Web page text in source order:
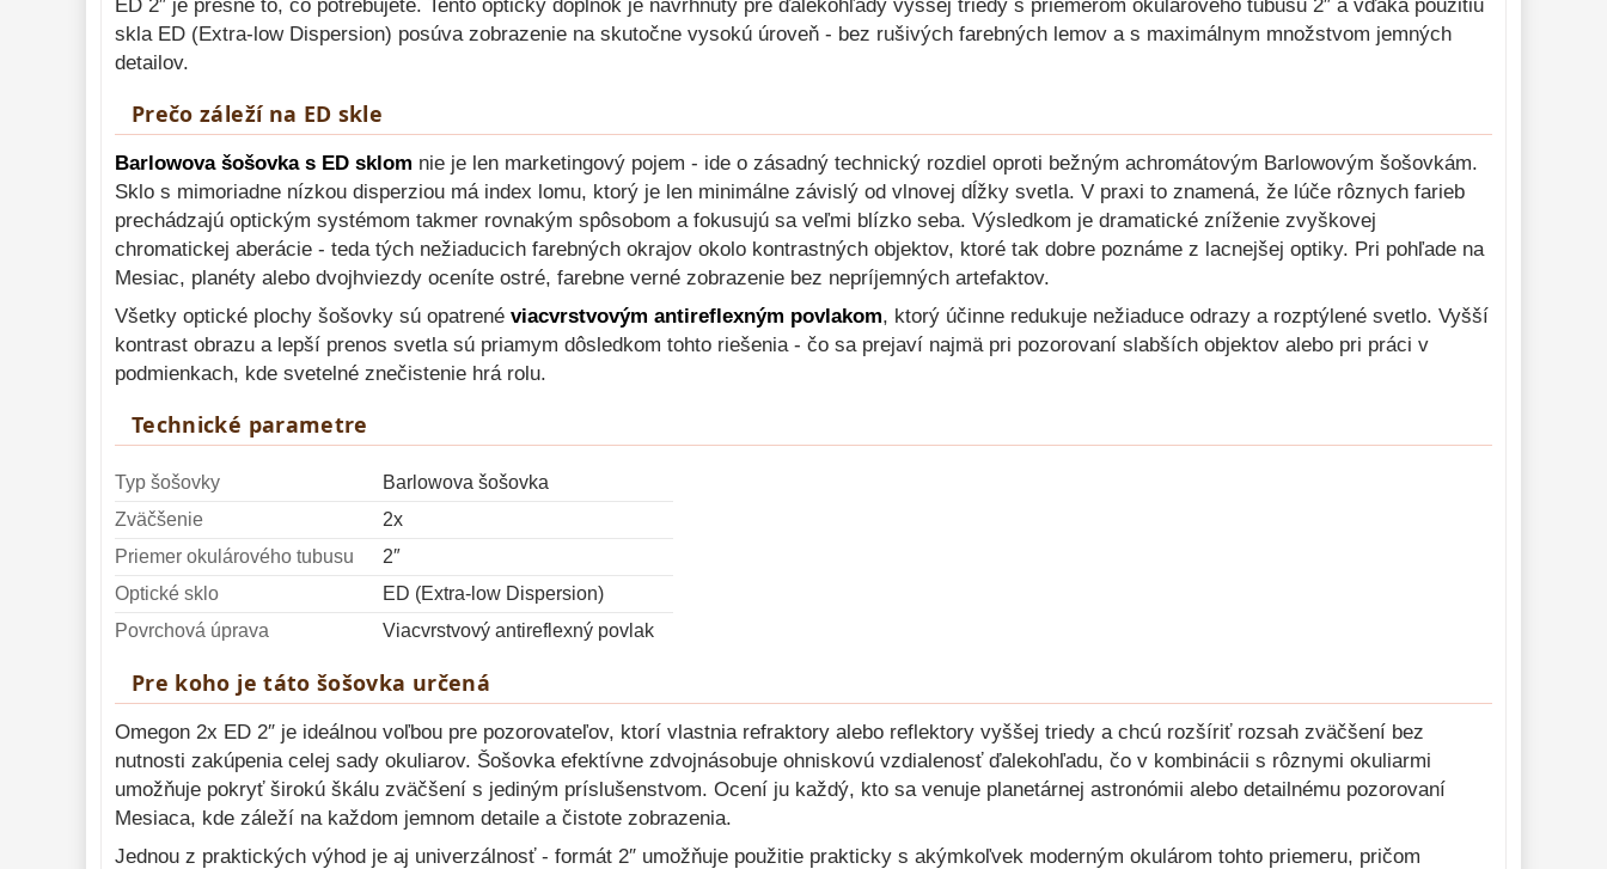
Diaľkomery a Nočné
videnie
17
Monokulárne
Mikroskopy 93
Meteostanice
Foto stativy 10
Lupy 69
Literatúra 10
Darčekové
poukazy
28
ED 2″ je presne to, čo potrebujete. Tento optický doplnok je navrhnutý pre ďalekohľady vyššej triedy s priemerom okulárového tubusu 2″ a vďaka použitiu
skla ED (Extra-low Dispersion) posúva zobrazenie na skutočne vysokú úroveň - bez rušivých farebných lemov a s maximálnym množstvom jemných
detailov.
Prečo záleží na ED skle
Barlowova šošovka s ED sklom nie je len marketingový pojem - ide o zásadný technický rozdiel oproti bežným achromátovým Barlowovým šošovkám.
Sklo s mimoriadne nízkou disperziou má index lomu, ktorý je len minimálne závislý od vlnovej dĺžky svetla. V praxi to znamená, že lúče rôznych farieb
prechádzajú optickým systémom takmer rovnakým spôsobom a fokusujú sa veľmi blízko seba. Výsledkom je dramatické zníženie zvyškovej
chromatickej aberácie - teda tých nežiaducich farebných okrajov okolo kontrastných objektov, ktoré tak dobre poznáme z lacnejšej optiky. Pri pohľade na
Mesiac, planéty alebo dvojhviezdy oceníte ostré, farebne verné zobrazenie bez nepríjemných artefaktov.
Všetky optické plochy šošovky sú opatrené viacvrstvovým antireflexným povlakom, ktorý účinne redukuje nežiaduce odrazy a rozptýlené svetlo. Vyšší
kontrast obrazu a lepší prenos svetla sú priamym dôsledkom tohto riešenia - čo sa prejaví najmä pri pozorovaní slabších objektov alebo pri práci v
podmienkach, kde svetelné znečistenie hrá rolu.
Technické parametre
Typ šošovky
Barlowova šošovka
Zväčšenie
2x
Priemer okulárového tubusu
2″
Optické sklo
ED (Extra-low Dispersion)
Povrchová úprava
Viacvrstvový antireflexný povlak
Pre koho je táto šošovka určená
Omegon 2x ED 2″ je ideálnou voľbou pre pozorovateľov, ktorí vlastnia refraktory alebo reflektory vyššej triedy a chcú rozšíriť rozsah zväčšení bez
nutnosti zakúpenia celej sady okuliarov. Šošovka efektívne zdvojnásobuje ohniskovú vzdialenosť ďalekohľadu, čo v kombinácii s rôznymi okuliarmi
umožňuje pokryť širokú škálu zväčšení s jediným príslušenstvom. Ocení ju každý, kto sa venuje planetárnej astronómii alebo detailnému pozorovaní
Mesiaca, kde záleží na každom jemnom detaile a čistote zobrazenia.
Jednou z praktických výhod je aj univerzálnosť - formát 2″ umožňuje použitie prakticky s akýmkoľvek moderným okulárom tohto priemeru, pričom